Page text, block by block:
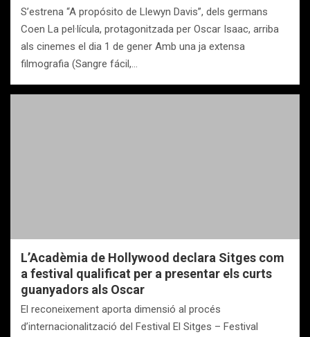
S’estrena “A propósito de Llewyn Davis”, dels germans
Coen La pel·lícula, protagonitzada per Oscar Isaac, arriba
als cinemes el dia 1 de gener Amb una ja extensa
filmografia (Sangre fácil,…
L’Acadèmia de Hollywood declara Sitges com
a festival qualificat per a presentar els curts
guanyadors als Oscar
El reconeixement aporta dimensió al procés
d’internacionalització del Festival El Sitges – Festival